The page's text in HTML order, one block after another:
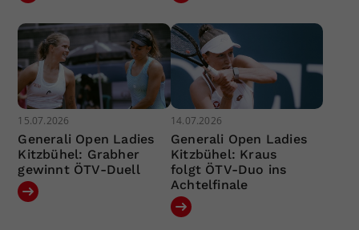
15.07.2026
Generali Open Ladies
Kitzbühel: Grabher
gewinnt ÖTV-Duell
14.07.2026
Generali Open Ladies
Kitzbühel: Kraus
folgt ÖTV-Duo ins
Achtelfinale